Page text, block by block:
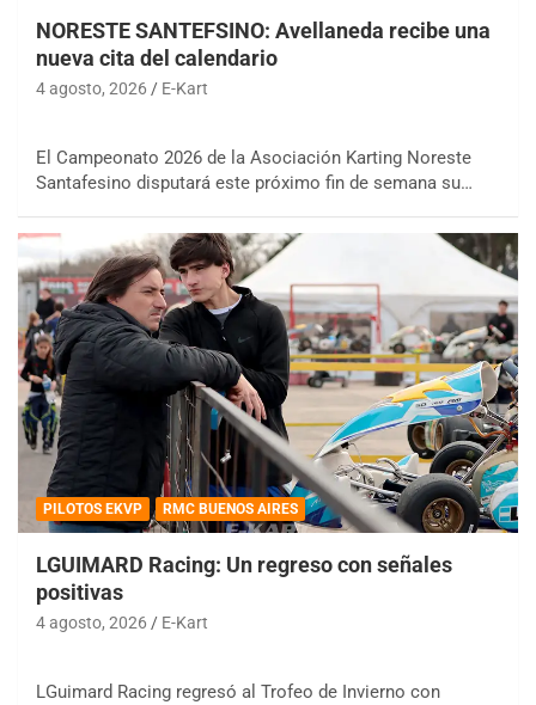
NORESTE SANTEFSINO: Avellaneda recibe una
nueva cita del calendario
4 agosto, 2026 E-Kart
El Campeonato 2026 de la Asociación Karting Noreste
Santafesino disputará este próximo fin de semana su…
PILOTOS EKVP RMC BUENOS AIRES
LGUIMARD Racing: Un regreso con señales
positivas
4 agosto, 2026 E-Kart
LGuimard Racing regresó al Trofeo de Invierno con